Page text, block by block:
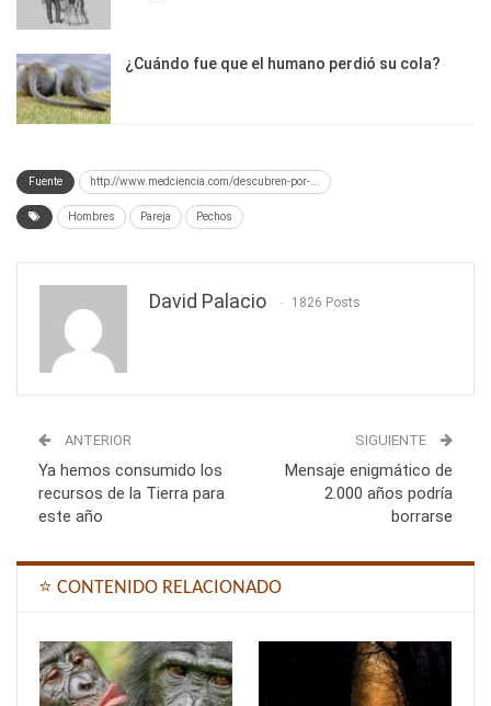
¿Cuándo fue que el humano perdió su cola?
Fuente http://www.medciencia.com/descubren-por-...
Hombres Pareja Pechos
David Palacio 1826 Posts
ANTERIOR
Ya hemos consumido los
recursos de la Tierra para
este año
SIGUIENTE
Mensaje enigmático de
2.000 años podría
borrarse
⭐ CONTENIDO RELACIONADO